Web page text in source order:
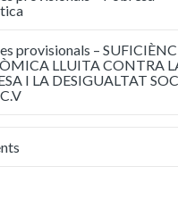
provisionals –
LLUITA CONTRA
I LA DESIGUALTAT